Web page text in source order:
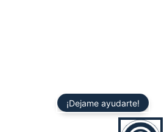
¡Dejame ayudarte!